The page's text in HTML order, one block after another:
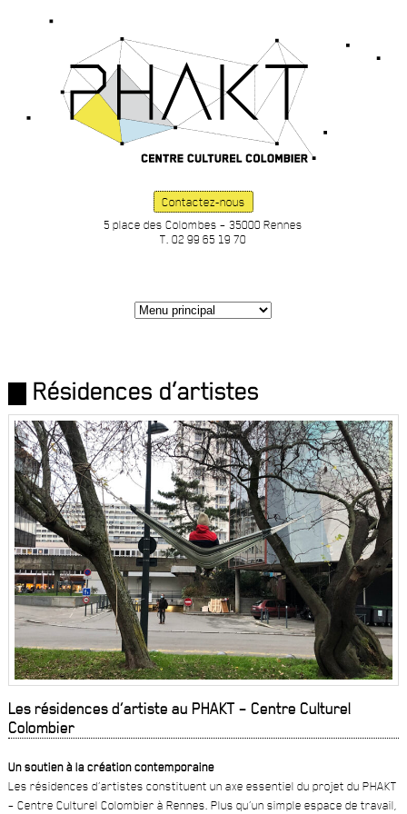
Contactez-nous
5 place des Colombes – 35000 Rennes
T. 02 99 65 19 70
Résidences d’artistes
Les résidences d’artiste au PHAKT – Centre Culturel
Colombier
Un soutien à la création contemporaine
Les résidences d’artistes constituent un axe essentiel du projet du PHAKT
– Centre Culturel Colombier à Rennes. Plus qu’un simple espace de travail,